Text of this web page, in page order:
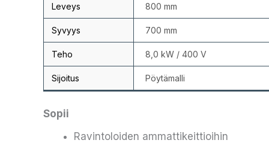
Leveys 800 mm
Syvyys 700 mm
Teho 8,0 kW / 400 V
Sijoitus Pöytämalli
Sopii
Ravintoloiden ammattikeittioihin